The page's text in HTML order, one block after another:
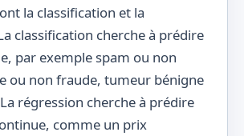
la classification et la
classification cherche à prédire
par exemple spam ou non
ou non fraude, tumeur bénigne
régression cherche à prédire
comme un prix